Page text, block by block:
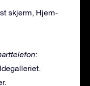
skjerm, Hjem-
: